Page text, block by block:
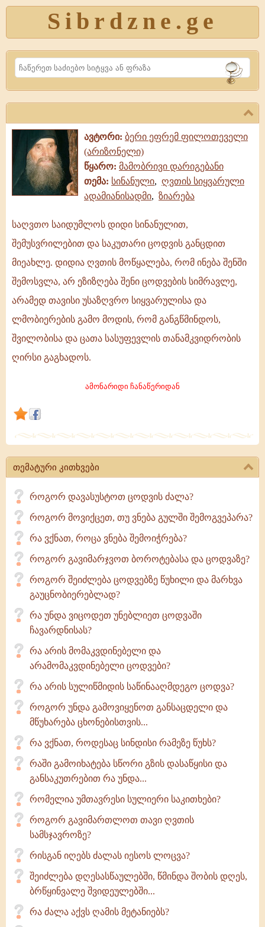
Sibrdzne.ge
Search
ავტორი: ბერი ეფრემ ფილოთეველი
(არიზონელი)
წყარო: მამობრივი დარიგებანი
თემა: სინანული, ღვთის სიყვარული
ადამიანისადმი, ზიარება
საღვთო
საიდუმლოს
დიდი
სინანულით,
შემუსვრილებით
და
საკუთარი
ცოდვის
განცდით
მიეახლე.
საღვთო საიდუმლოს დიდი სინანულით,
შემუსვრილებით და საკუთარი ცოდვის განცდით
მიეახლე. დიდია ღვთის მოწყალება, რომ ინება შენში
შემოსვლა, არ ეზიზღება შენი ცოდვების სიმრავლე,
არამედ თავისი უსაზღვრო სიყვარულისა და
ლმობიერების გამო მოდის, რომ განგწმინდოს,
შვილობისა და ცათა სასუფევლის თანამკვიდრობის
ღირსი გაგხადოს.
ამონარიდი ჩანაწერიდან
თემატური კითხვები
როგორ დავასუსტოთ ცოდვის ძალა?
როგორ მოვიქცეთ, თუ ვნება გულში შემოგვეპარა?
რა ვქნათ, როცა ვნება შემოიჭრება?
როგორ გავიმარჯვოთ ბოროტებასა და ცოდვაზე?
როგორ შეიძლება ცოდვებზე წუხილი და მარხვა
გაუცნობიერებლად?
რა უნდა ვიცოდეთ უნებლიეთ ცოდვაში
ჩავარდნისას?
რა არის მომაკვდინებელი და
არამომაკვდინებელი ცოდვები?
რა არის სულიწმიდის საწინააღმდეგო ცოდვა?
როგორ უნდა გამოვიყენოთ განსაცდელი და
მწუხარება ცხონებისთვის...
რა ვქნათ, როდესაც სინდისი რამეზე წუხს?
რაში გამოიხატება სწორი გზის დასაწყისი და
განსაკუთრებით რა უნდა...
რომელია უმთავრესი სულიერი საკითხები?
როგორ გავიმართლოთ თავი ღვთის
სამსჯავროზე?
რისგან იღებს ძალას იესოს ლოცვა?
შეიძლება დღესასწაულებში, წმინდა შობის დღეს,
ბრწყინვალე შვიდეულებში...
რა ძალა აქვს ღამის მეტანიებს?